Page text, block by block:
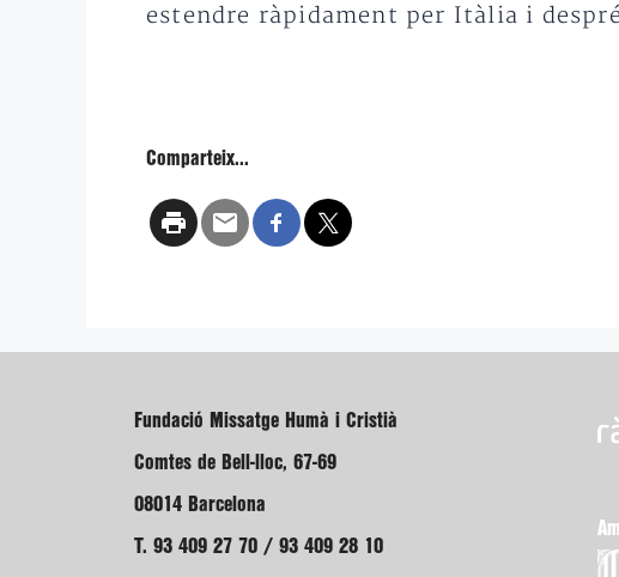
estendre ràpidament per Itàlia i
Comparteix...
Fundació Missatge Humà i Cristià
Comtes de Bell-lloc, 67-69
08014 Barcelona
T. 93 409 27 70 / 93 409 28 10